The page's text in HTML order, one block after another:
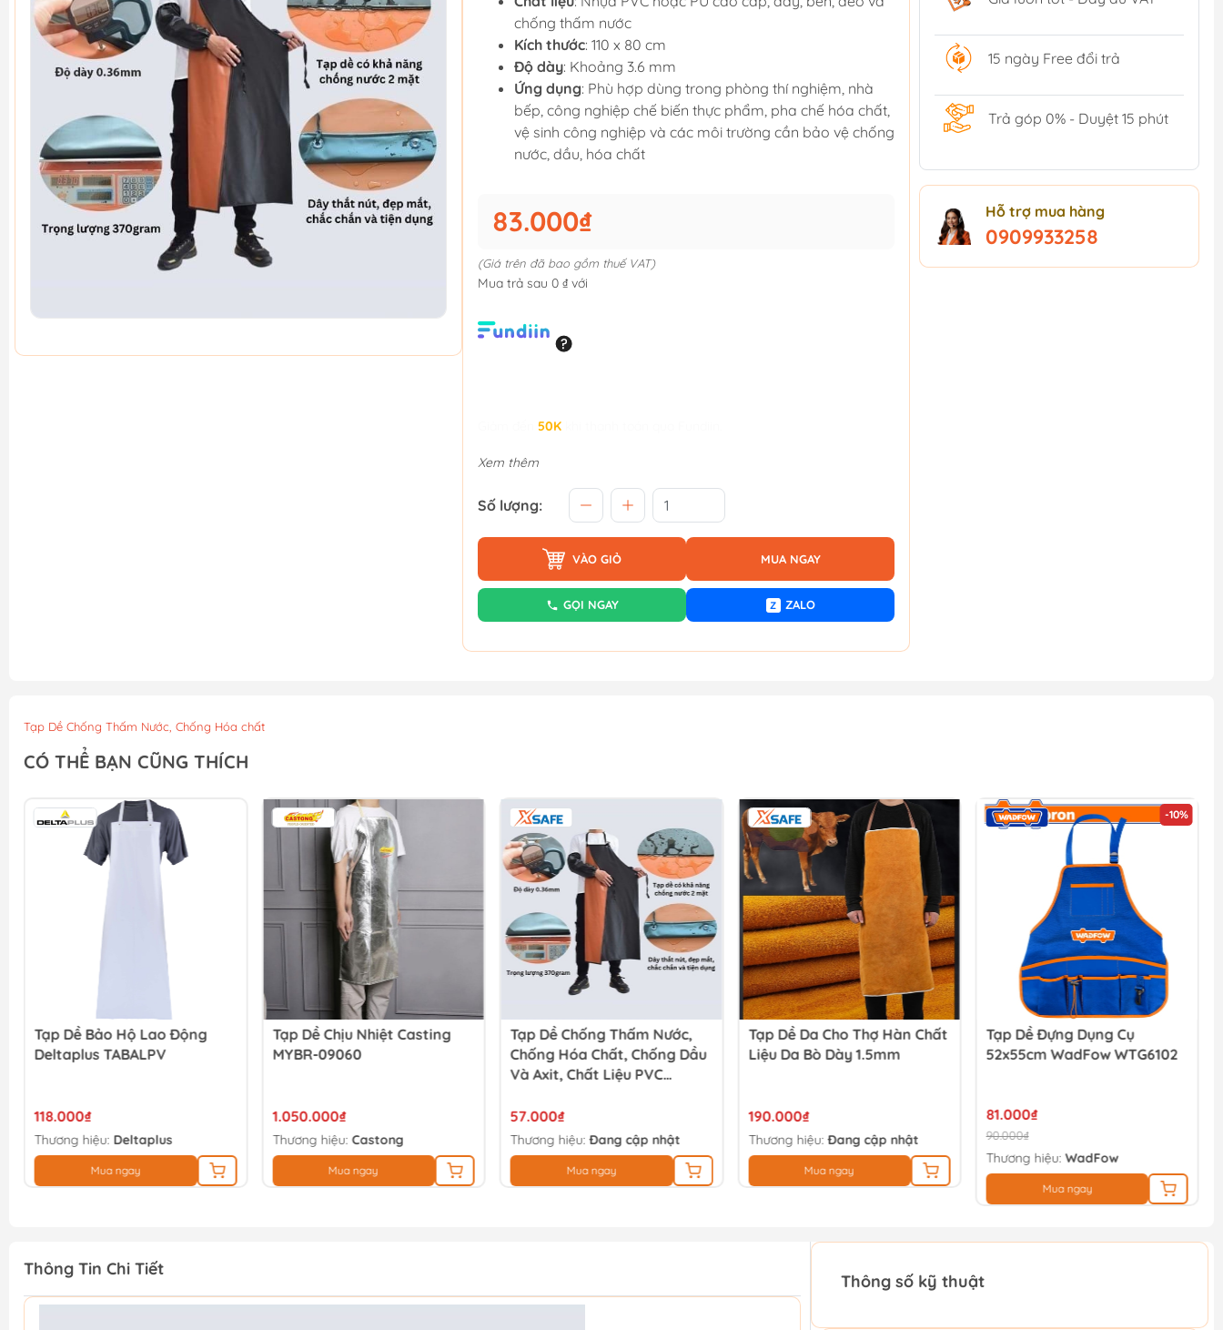
chống thấm nước
Kích thước: 110 x 80 cm
Độ dày: Khoảng 3.6 mm
Ứng dụng: Phù hợp dùng trong phòng thí nghiệm, nhà
bếp, công nghiệp chế biến thực phẩm, pha chế hóa chất,
vệ sinh công nghiệp và các môi trường cần bảo vệ chống
nước, dầu, hóa chất
83.000₫
(Giá trên đã bao gồm thuế VAT)
Mua trả sau 0 ₫ với
50K
Xem thêm
Số lượng:
VÀO GIỎ MUA NGAY
GỌI NGAY Z ZALO
15 ngày Free đổi trả
Trả góp 0% - Duyệt 15 phút
Hỗ trợ mua hàng
0909933258
Tạp Dề Chống Thấm Nước, Chống Hóa chất
CÓ THỂ BẠN CŨNG THÍCH
Tạp Dề Bảo Hộ Lao Động
Deltaplus TABALPV
118.000₫
Thương hiệu: Deltaplus
Mua ngay
Tạp Dề Chịu Nhiệt Casting
MYBR-09060
1.050.000₫
Thương hiệu:Castong
Mua ngay
Tạp Dề Chống Thấm Nước,
Chống Hóa Chất, Chống Dầu
Và Axit, Chất Liệu PVC
57.000₫
Thương hiệu:Đang cập nhật
Mua ngay
Tạp Dề Da Cho Thợ Hàn Chất
Liệu Da Bò Dày 1.5mm
190.000₫
Thương hiệu:Đang cập nhật
Mua ngay
-10%
Tạp Dề Đựng Dụng Cụ
52x55cm WadFow WTG6102
81.000₫
90.000₫
Thương hiệu:WadFow
Mua ngay
Thông Tin Chi Tiết
Thông số kỹ thuật